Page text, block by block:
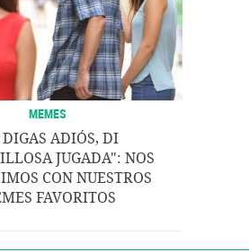
MEMES
ADIÓS, DI
JUGADA": NOS
CON NUESTROS
FAVORITOS